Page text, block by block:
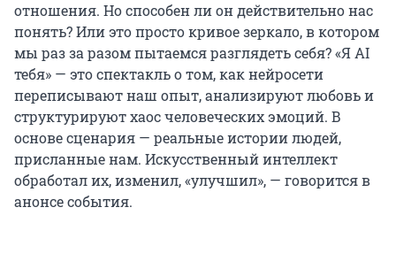
отношения. Но способен ли он действительно нас
понять? Или это просто кривое зеркало, в котором
мы раз за разом пытаемся разглядеть себя? «Я AI
тебя» — это спектакль о том, как нейросети
переписывают наш опыт, анализируют любовь и
структурируют хаос человеческих эмоций. В
основе сценария — реальные истории людей,
присланные нам. Искусственный интеллект
обработал их, изменил, «улучшил», — говорится в
анонсе события.